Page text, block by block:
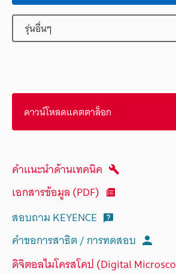
รุ่นอื่นๆ
ดาวน์โหลดแคตตาล็อก
คำแนะนำด้านเทคนิค
เอกสารข้อมูล (PDF)
สอบถาม KEYENCE
คำขอการสาธิต / การทดสอบ
ดิจิตอลไมโครสโคป (Digital